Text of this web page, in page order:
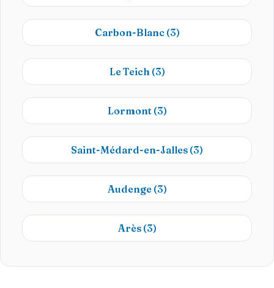
Carbon-Blanc (3)
Le Teich (3)
Lormont (3)
Saint-Médard-en-Jalles (3)
Audenge (3)
Arès (3)